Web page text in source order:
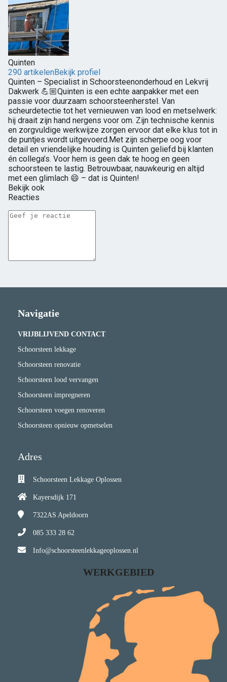
Quinten
290 artikelenBekijk profiel
Quinten – Specialist in Schoorsteenonderhoud en Lekvrij
Dakwerk 💪🏼Quinten is een echte aanpakker met een
passie voor duurzaam schoorsteenherstel. Van
scheurdetectie tot het vernieuwen van lood en metselwerk:
hij draait zijn hand nergens voor om. Zijn technische kennis
en zorgvuldige werkwijze zorgen ervoor dat elke klus tot in
de puntjes wordt uitgevoerd.Met zijn scherpe oog voor
detail en vriendelijke houding is Quinten geliefd bij klanten
én collega’s. Voor hem is geen dak te hoog en geen
schoorsteen te lastig. Betrouwbaar, nauwkeurig en altijd
met een glimlach 😄 – dat is Quinten!
Bekijk ook
Reacties
Navigatie
VRIJBLIJVEND CONTACT
Schoorsteen lekkage
Schoorsteen renovatie
Schoorsteen lood vervangen
Schoorsteen impregneren
Schoorsteen voegen renoveren
Schoorsteen opnieuw opmetselen
Adres
Schoorsteen Lekkage Oplossen
Kayersdijk 171
7322AS Apeldoorn
085 333 28 62
Info@schoorsteenlekkageoplossen.nl
WERKGEBIED